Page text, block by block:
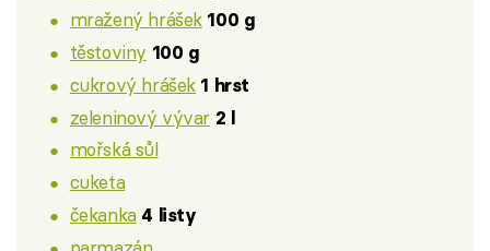
mražený hrášek 100 g
těstoviny 100 g
cukrový hrášek 1 hrst
zeleninový vývar 2 l
mořská sůl
cuketa
čekanka 4 listy